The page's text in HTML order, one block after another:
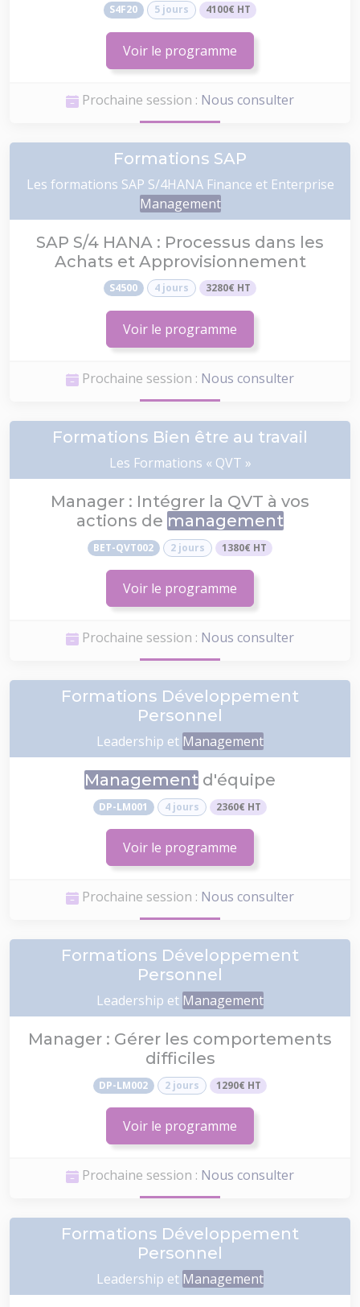
S4F20 5 jours 4100€ HT
Voir le programme
Prochaine session : Nous consulter
Formations SAP
Les formations SAP S/4HANA Finance et Enterprise
Management
SAP S/4 HANA : Processus dans les
Achats et Approvisionnement
S4500 4 jours 3280€ HT
Voir le programme
Prochaine session : Nous consulter
Formations Bien être au travail
Les Formations « QVT »
Manager : Intégrer la QVT à vos
actions de management
BET-QVT002 2 jours 1380€ HT
Voir le programme
Prochaine session : Nous consulter
Formations Développement
Personnel
Leadership et Management
Management d'équipe
DP-LM001 4 jours 2360€ HT
Voir le programme
Prochaine session : Nous consulter
Formations Développement
Personnel
Leadership et Management
Manager : Gérer les comportements
difficiles
DP-LM002 2 jours 1290€ HT
Voir le programme
Prochaine session : Nous consulter
Formations Développement
Personnel
Leadership et Management